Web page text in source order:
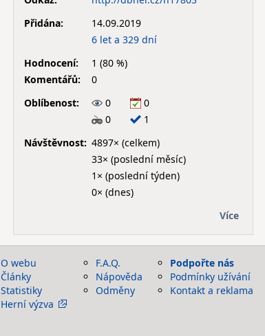
Přidána:
14.09.2019
6 let a 329 dní
Hodnocení:
1 (80 %)
Komentářů:
0
Oblíbenost:
0
0
0
1
Návštěvnost: 4897× (celkem)
33× (poslední měsíc)
1× (poslední týden)
0× (dnes)
Více
O webu
Články
Statistiky
Herní výzva
F.A.Q.
Nápověda
Odměny
Podpořte nás
Podmínky užívání
Kontakt a reklama